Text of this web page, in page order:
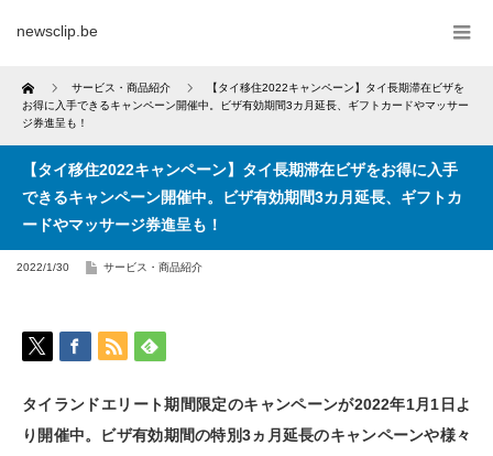
newsclip.be
Home サービス・商品紹介
【タイ移住2022キャンペーン】タイ長期滞在ビザを
お得に入手できるキャンペーン開催中。ビザ有効期間3カ月延長、ギフトカードやマッサー
ジ券進呈も！
【タイ移住2022キャンペーン】タイ長期滞在ビザをお得に入手
できるキャンペーン開催中。ビザ有効期間3カ月延長、ギフトカ
ードやマッサージ券進呈も！
2022/1/30 サービス・商品紹介
タイランドエリート期間限定のキャンペーンが2022年1月1日よ
り開催中。ビザ有効期間の特別3ヵ月延長のキャンペーンや様々